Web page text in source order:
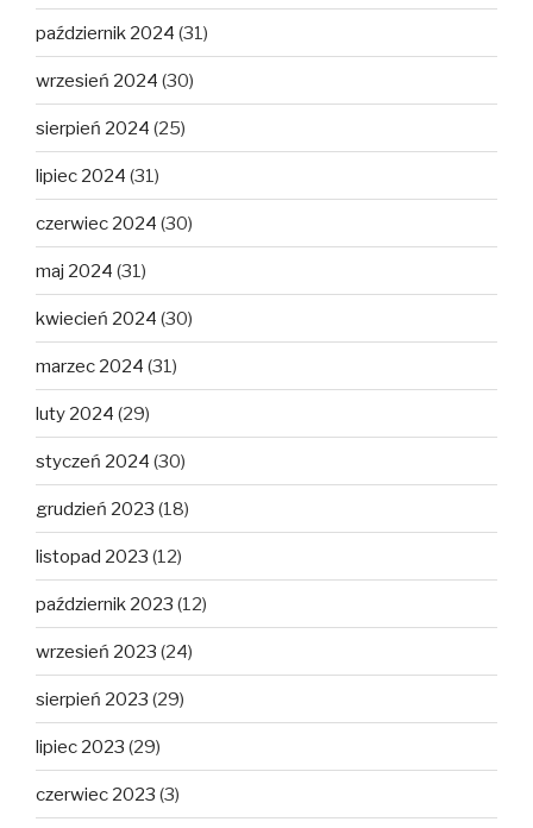
październik 2024 (31)
wrzesień 2024 (30)
sierpień 2024 (25)
lipiec 2024 (31)
czerwiec 2024 (30)
maj 2024 (31)
kwiecień 2024 (30)
marzec 2024 (31)
luty 2024 (29)
styczeń 2024 (30)
grudzień 2023 (18)
listopad 2023 (12)
październik 2023 (12)
wrzesień 2023 (24)
sierpień 2023 (29)
lipiec 2023 (29)
czerwiec 2023 (3)